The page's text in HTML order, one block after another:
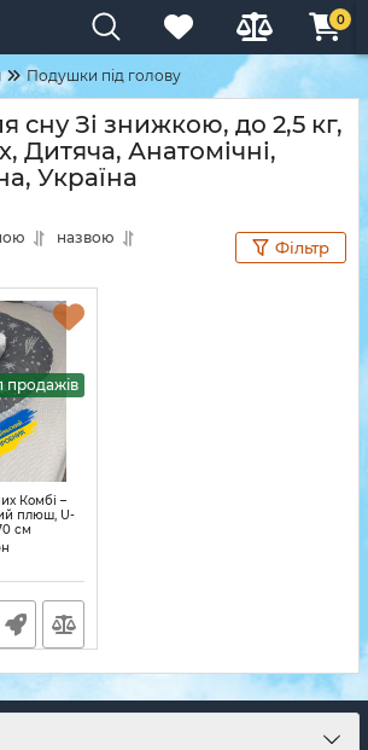
0
Подушки під голову
сну Зі знижкою, до 2,5 кг,
Дитяча, Анатомічні,
Україна
назвою
Фільтр
продажів
Комбі –
плюш, U-
см